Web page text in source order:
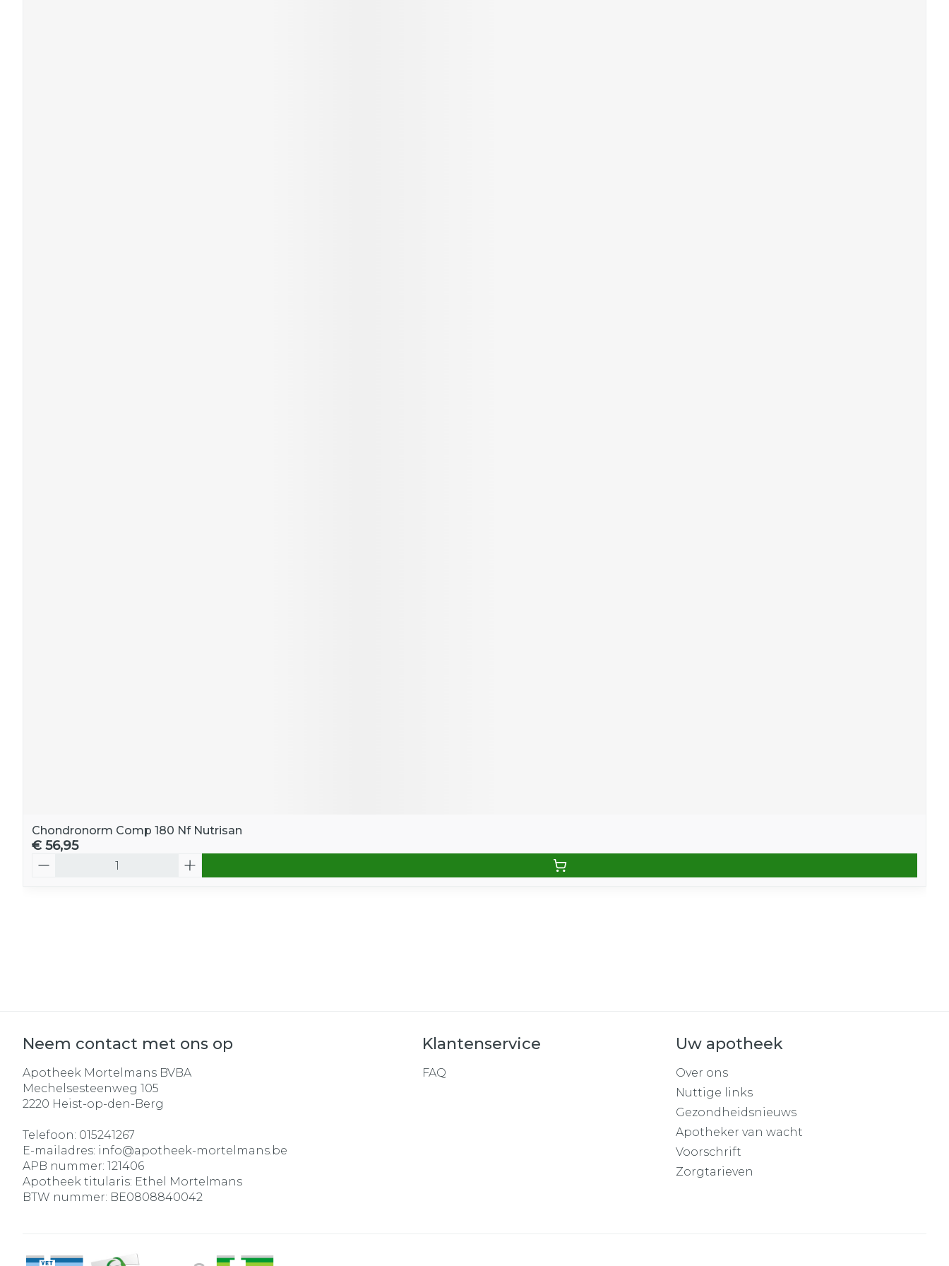
Chondronorm Comp 180 Nf Nutrisan
€ 56,95
Neem contact met ons op
Apotheek Mortelmans BVBA
Mechelsesteenweg 105
2220 Heist-op-den-Berg
Telefoon: 015241267
E-mailadres: info@apotheek-mortelmans.be
APB nummer: 121406
Apotheek titularis: Ethel Mortelmans
BTW nummer: BE0808840042
Klantenservice
FAQ
Uw apotheek
Over ons
Nuttige links
Gezondheidsnieuws
Apotheker van wacht
Voorschrift
Zorgtarieven